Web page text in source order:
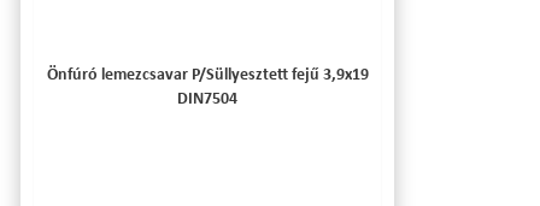
Önfúró lemezcsavar P/Süllyesztett fejű 3,9x19
DIN7504